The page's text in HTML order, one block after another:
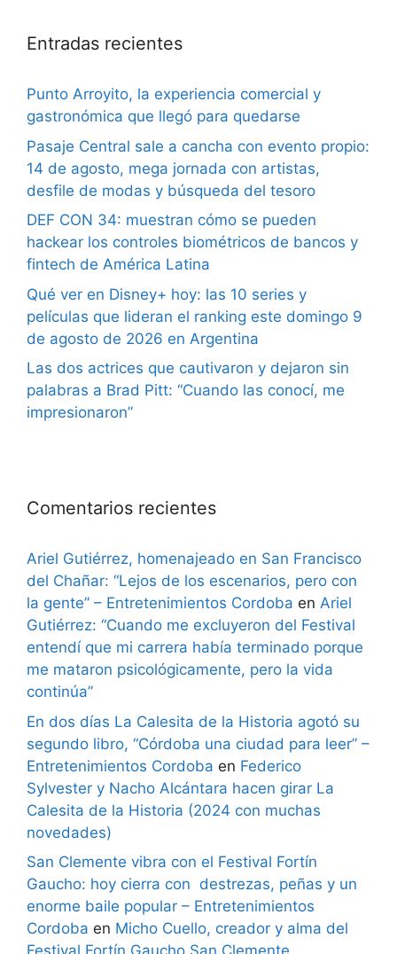
Entradas recientes
Punto Arroyito, la experiencia comercial y
gastronómica que llegó para quedarse
Pasaje Central sale a cancha con evento propio:
14 de agosto, mega jornada con artistas,
desfile de modas y búsqueda del tesoro
DEF CON 34: muestran cómo se pueden
hackear los controles biométricos de bancos y
fintech de América Latina
Qué ver en Disney+ hoy: las 10 series y
películas que lideran el ranking este domingo 9
de agosto de 2026 en Argentina
Las dos actrices que cautivaron y dejaron sin
palabras a Brad Pitt: “Cuando las conocí, me
impresionaron”
Comentarios recientes
Ariel Gutiérrez, homenajeado en San Francisco
del Chañar: “Lejos de los escenarios, pero con
la gente” – Entretenimientos Cordoba en Ariel
Gutiérrez: “Cuando me excluyeron del Festival
entendí que mi carrera había terminado porque
me mataron psicológicamente, pero la vida
continúa”
En dos días La Calesita de la Historia agotó su
segundo libro, “Córdoba una ciudad para leer” –
Entretenimientos Cordoba en Federico
Sylvester y Nacho Alcántara hacen girar La
Calesita de la Historia (2024 con muchas
novedades)
San Clemente vibra con el Festival Fortín
Gaucho: hoy cierra con destrezas, peñas y un
enorme baile popular – Entretenimientos
Cordoba en Micho Cuello, creador y alma del
Festival Fortín Gaucho San Clemente